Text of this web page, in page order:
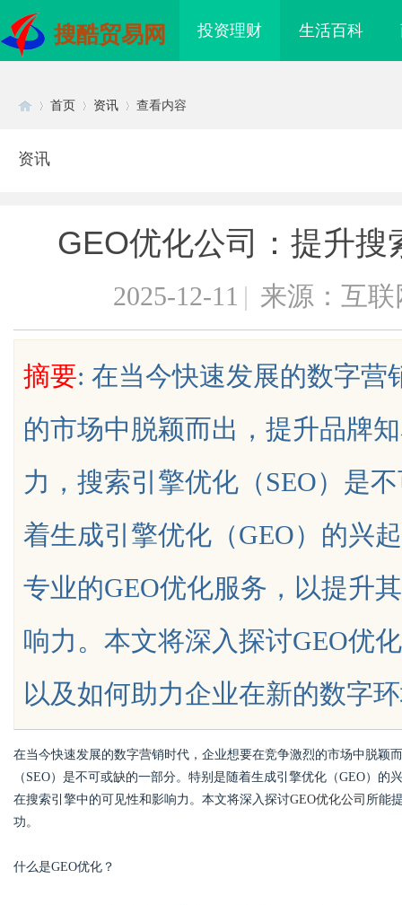
搜酷贸易网 投资理财 生活百科
uz
首页 资讯 查看内容
资讯
GEO优化公司：提升
2025-12-11 | 来源：互联
摘要: 在当今快速发展的数字营
的市场中脱颖而出，提升品牌
力，搜索引擎优化（SEO）是
着生成引擎优化（GEO）的兴
专业的GEO优化服务，以提升
响力。本文将深入探讨GEO优
以及如何助力企业在新的数字
在当今快速发展的数字营销时代，企业想要在竞争激烈的市场中脱颖
（SEO）是不可或缺的一部分。特别是随着生成引擎优化（GEO）
在搜索引擎中的可见性和影响力。本文将深入探讨GEO优化公司 所能
功。
什么是GEO优化？
发体系全解析